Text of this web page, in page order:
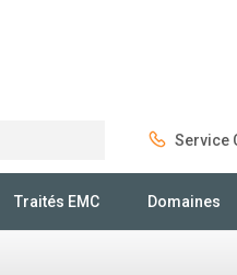
Service
Traités EMC Domaines